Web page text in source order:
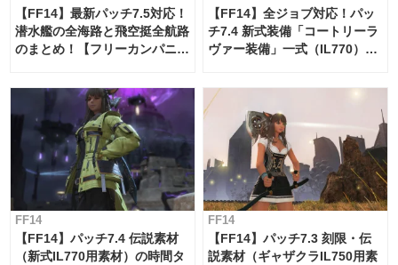
【FF14】最新パッチ7.5対応！
潜水艦の全海路と飛空挺全航路
のまとめ！【フリーカンパニ
【FF14】全ジョブ対応！パッ
チ7.4 新式装備「コートリーラ
ヴァー装備」一式（IL770）の
FF14
【FF14】パッチ7.4 伝説素材
（新式IL770用素材）の時間タ
FF14
【FF14】パッチ7.3 刻限・伝
説素材（ギャザクラIL750用素